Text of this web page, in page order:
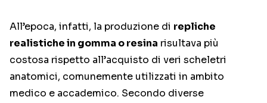
All’epoca, infatti, la produzione di repliche
realistiche in gomma o resina risultava più
costosa rispetto all’acquisto di veri scheletri
anatomici, comunemente utilizzati in ambito
medico e accademico. Secondo diverse